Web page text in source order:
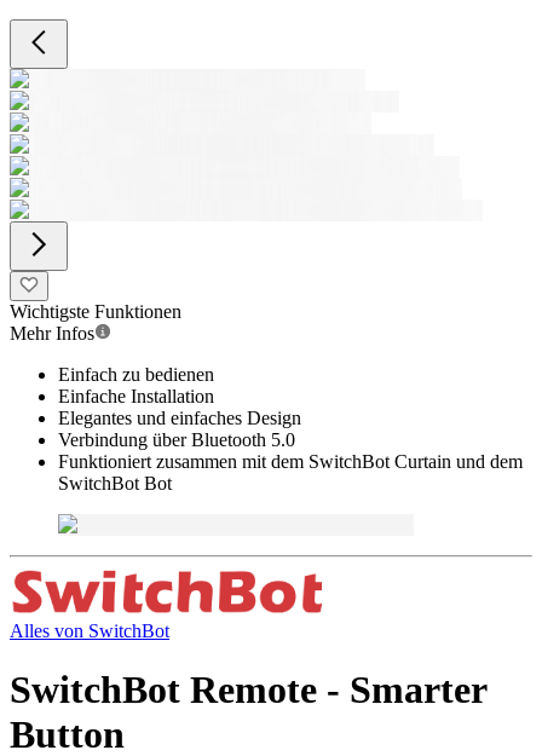
Wichtigste Funktionen
Mehr Infos
Einfach zu bedienen
Einfache Installation
Elegantes und einfaches Design
Verbindung über Bluetooth 5.0
Funktioniert zusammen mit dem SwitchBot Curtain und dem
SwitchBot Bot
Alles von SwitchBot
SwitchBot Remote - Smarter
Button